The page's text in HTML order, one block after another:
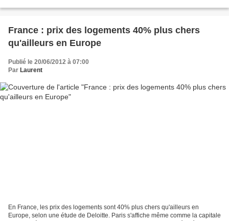
France : prix des logements 40% plus chers
qu'ailleurs en Europe
Publié le 20/06/2012 à 07:00
Par Laurent
En France, les prix des logements sont 40% plus chers qu'ailleurs en
Europe, selon une étude de Deloitte. Paris s'affiche même comme la capitale